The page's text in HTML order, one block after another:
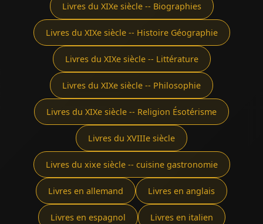
Livres du XIXe siècle -- Biographies
Livres du XIXe siècle -- Histoire Géographie
Livres du XIXe siècle -- Littérature
Livres du XIXe siècle -- Philosophie
Livres du XIXe siècle -- Religion Ésotérisme
Livres du XVIIIe siècle
Livres du xixe siècle -- cuisine gastronomie
Livres en allemand Livres en anglais
Livres en espagnol Livres en italien